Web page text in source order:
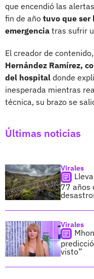
que encendió las
fin de año tuvo que ser
emergencia tras sufrir
El creador de
Hernández Ramírez,
del hospital donde
inesperada mientras
técnica, su brazo se
Últimas noticias
Virales
77 años
Virales
visto”